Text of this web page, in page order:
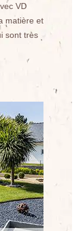
VD
matière et
sont très